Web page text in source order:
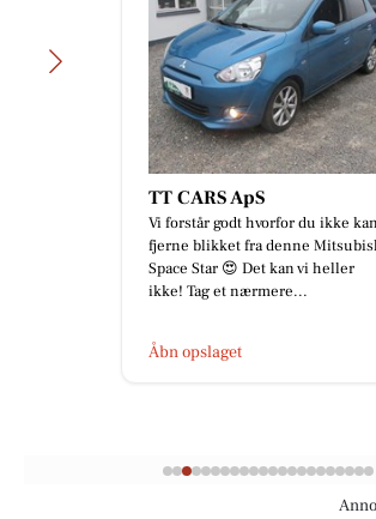
TT CARS ApS
Vi forstår godt hvorfor du ikke kan
fjerne blikket fra denne
Space Star 😍 Det kan vi heller
ikke! Tag et nærmere...
Åbn opslaget